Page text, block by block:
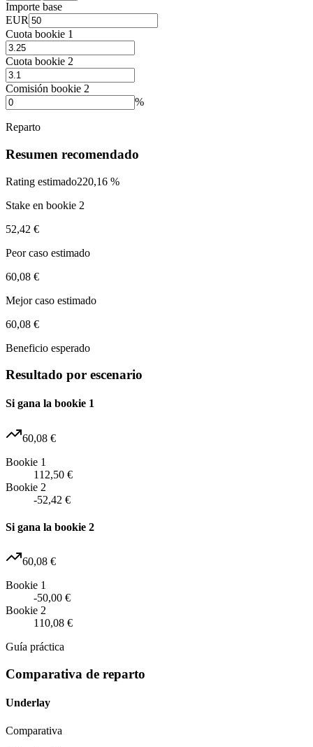
Importe base
EUR
Cuota bookie 1
Cuota bookie 2
Comisión bookie 2
%
Reparto
Resumen recomendado
Rating estimado220,16 %
Stake en bookie 2
52,42 €
Peor caso estimado
60,08 €
Mejor caso estimado
60,08 €
Beneficio esperado
Resultado por escenario
Si gana la bookie 1
60,08 €
Bookie 1
112,50 €
Bookie 2
-52,42 €
Si gana la bookie 2
60,08 €
Bookie 1
-50,00 €
Bookie 2
110,08 €
Guía práctica
Comparativa de reparto
Underlay
Comparativa